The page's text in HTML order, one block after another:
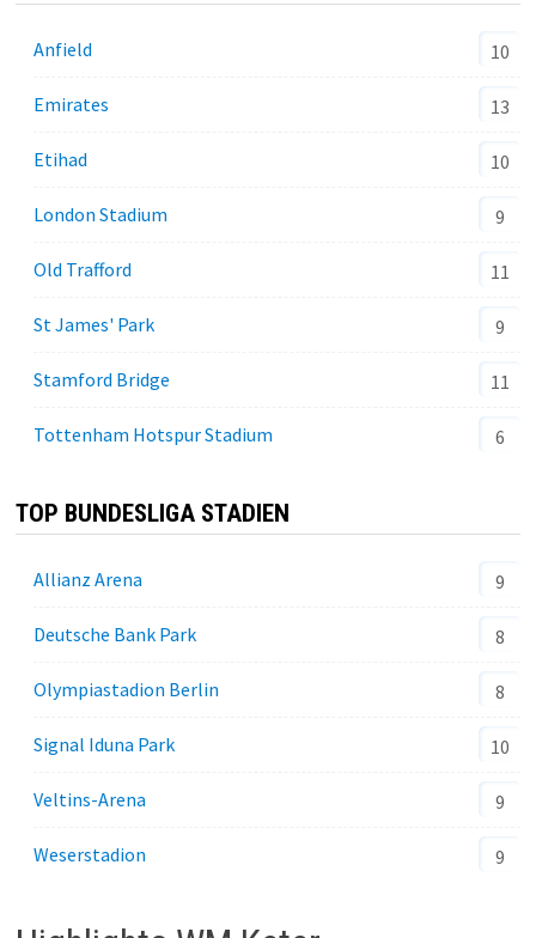
Anfield 10
Emirates 13
Etihad 10
London Stadium 9
Old Trafford 11
St James' Park 9
Stamford Bridge 11
Tottenham Hotspur Stadium 6
TOP BUNDESLIGA STADIEN
Allianz Arena 9
Deutsche Bank Park 8
Olympiastadion Berlin 8
Signal Iduna Park 10
Veltins-Arena 9
Weserstadion 9